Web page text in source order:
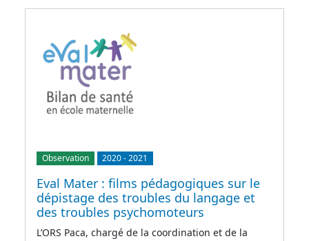
Observation 2020-2021
Eval Mater : films pédagogiques sur le
dépistage des troubles du langage et
des troubles psychomoteurs
L’ORS Paca, chargé de la coordination et de la